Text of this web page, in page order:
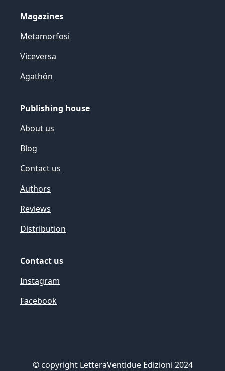
Magazines
Metamorfosi
Viceversa
Agathón
Publishing house
About us
Blog
Contact us
Authors
Reviews
Distribution
Contact us
Instagram
Facebook
© copyright LetteraVentidue Edizioni 2024